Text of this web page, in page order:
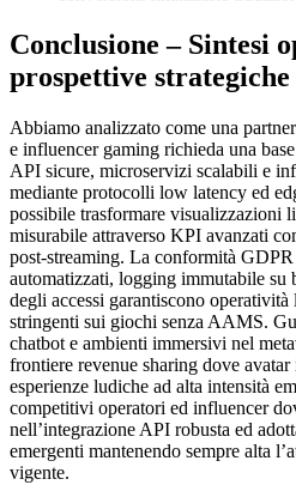
Conclusione – Sintesi
prospettive strategiche
Abbiamo analizzato come una
e influencer gaming richieda una
API sicure, microservizi scalabili e
mediante protocolli low latency ed
possibile trasformare visualizzazioni
misurabile attraverso KPI avanzati
post‑streaming. La conformità
automatizzati, logging immutabile su
degli accessi garantiscono
stringenti sui giochi senza AAMS.
chatbot e ambienti immersivi nel
frontiere revenue sharing dove
esperienze ludiche ad alta intensità
competitivi operatori ed influencer
nell’integrazione API robusta ed
emergenti mantenendo sempre alta
vigente.